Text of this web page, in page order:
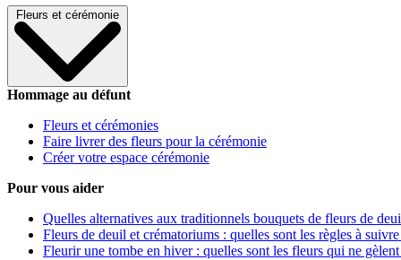
Fleurs et cérémonie
Hommage au défunt
Fleurs et cérémonies
Faire livrer des fleurs pour la cérémonie
Créer votre espace cérémonie
Pour vous aider
Quelles alternatives aux traditionnels bouquets de fleurs de
Fleurs de deuil et crématoriums : quelles sont les règles à
Fleurir une tombe en hiver : quelles sont les fleurs qui ne gèlent